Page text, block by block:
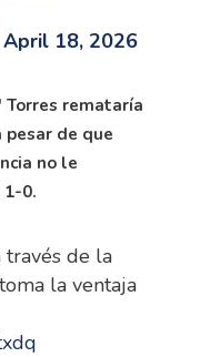
April 18, 2026
remataría
pesar de que
no le
0.
través de la
la ventaja